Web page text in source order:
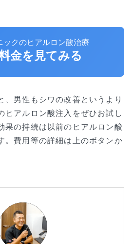
ックのヒアルロン酸治療
金を見てみる
、男性もシワの改善というより
ヒアルロン酸注入をぜひお試し
果の持続は以前のヒアルロン酸
。費用等の詳細は上のボタンか